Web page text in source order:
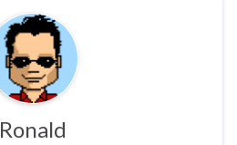
Ronald